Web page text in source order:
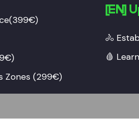
(399€)
Zones (299€)
[EN]
🚴
🩸